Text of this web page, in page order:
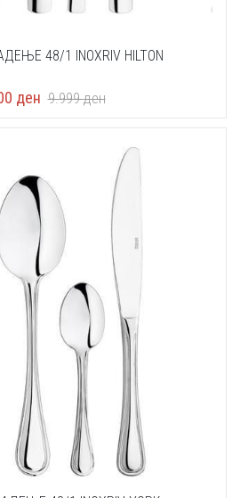
48/1 INOXRIV HILTON
ден 9.999ден